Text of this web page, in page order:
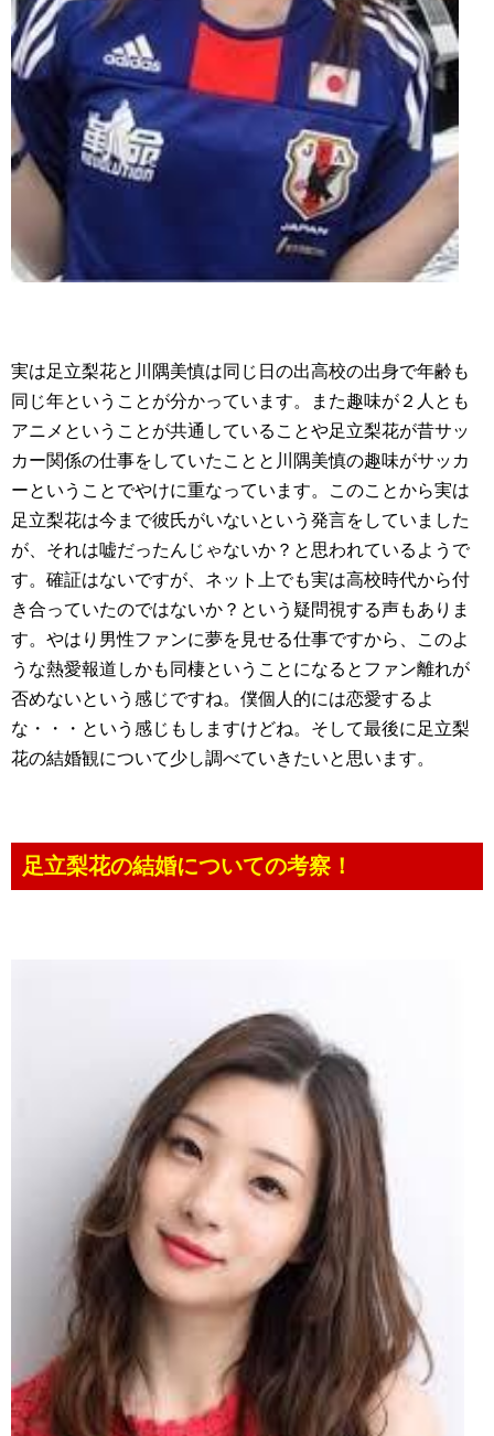
実は足立梨花と川隅美慎は同じ日の出高校の出身で年齢も
同じ年ということが分かっています。また趣味が２人とも
アニメということが共通していることや足立梨花が昔サッ
カー関係の仕事をしていたことと川隅美慎の趣味がサッカ
ーということでやけに重なっています。このことから実は
足立梨花は今まで彼氏がいないという発言をしていました
が、それは嘘だったんじゃないか？と思われているようで
す。確証はないですが、ネット上でも実は高校時代から付
き合っていたのではないか？という疑問視する声もありま
す。やはり男性ファンに夢を見せる仕事ですから、このよ
うな熱愛報道しかも同棲ということになるとファン離れが
否めないという感じですね。僕個人的には恋愛するよ
な・・・という感じもしますけどね。そして最後に足立梨
花の結婚観について少し調べていきたいと思います。
足立梨花の結婚についての考察！